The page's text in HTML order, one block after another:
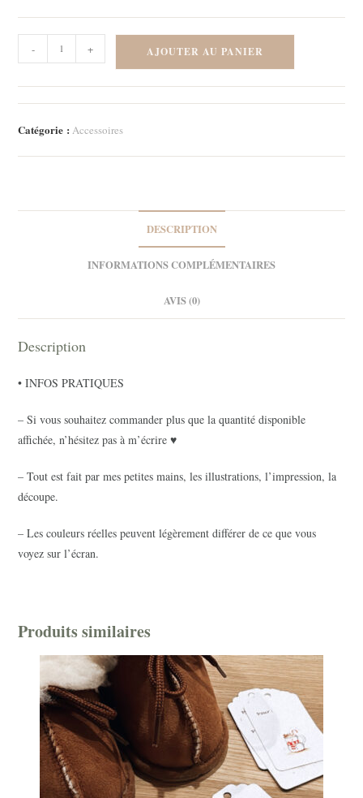
de
Washi
-
Falala
- + AJOUTER AU PANIER
Catégorie : Accessoires
DESCRIPTION
INFORMATIONS COMPLÉMENTAIRES
AVIS (0)
Description
• INFOS PRATIQUES
– Si vous souhaitez commander plus que la quantité disponible
affichée, n’hésitez pas à m’écrire ♥
– Tout est fait par mes petites mains, les illustrations, l’impression, la
découpe.
– Les couleurs réelles peuvent légèrement différer de ce que vous
voyez sur l’écran.
Produits similaires